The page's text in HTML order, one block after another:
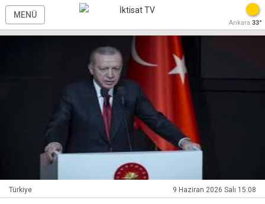
MENÜ
Ankara 33°
Türkiye 9 Haziran 2026 Salı 15:08